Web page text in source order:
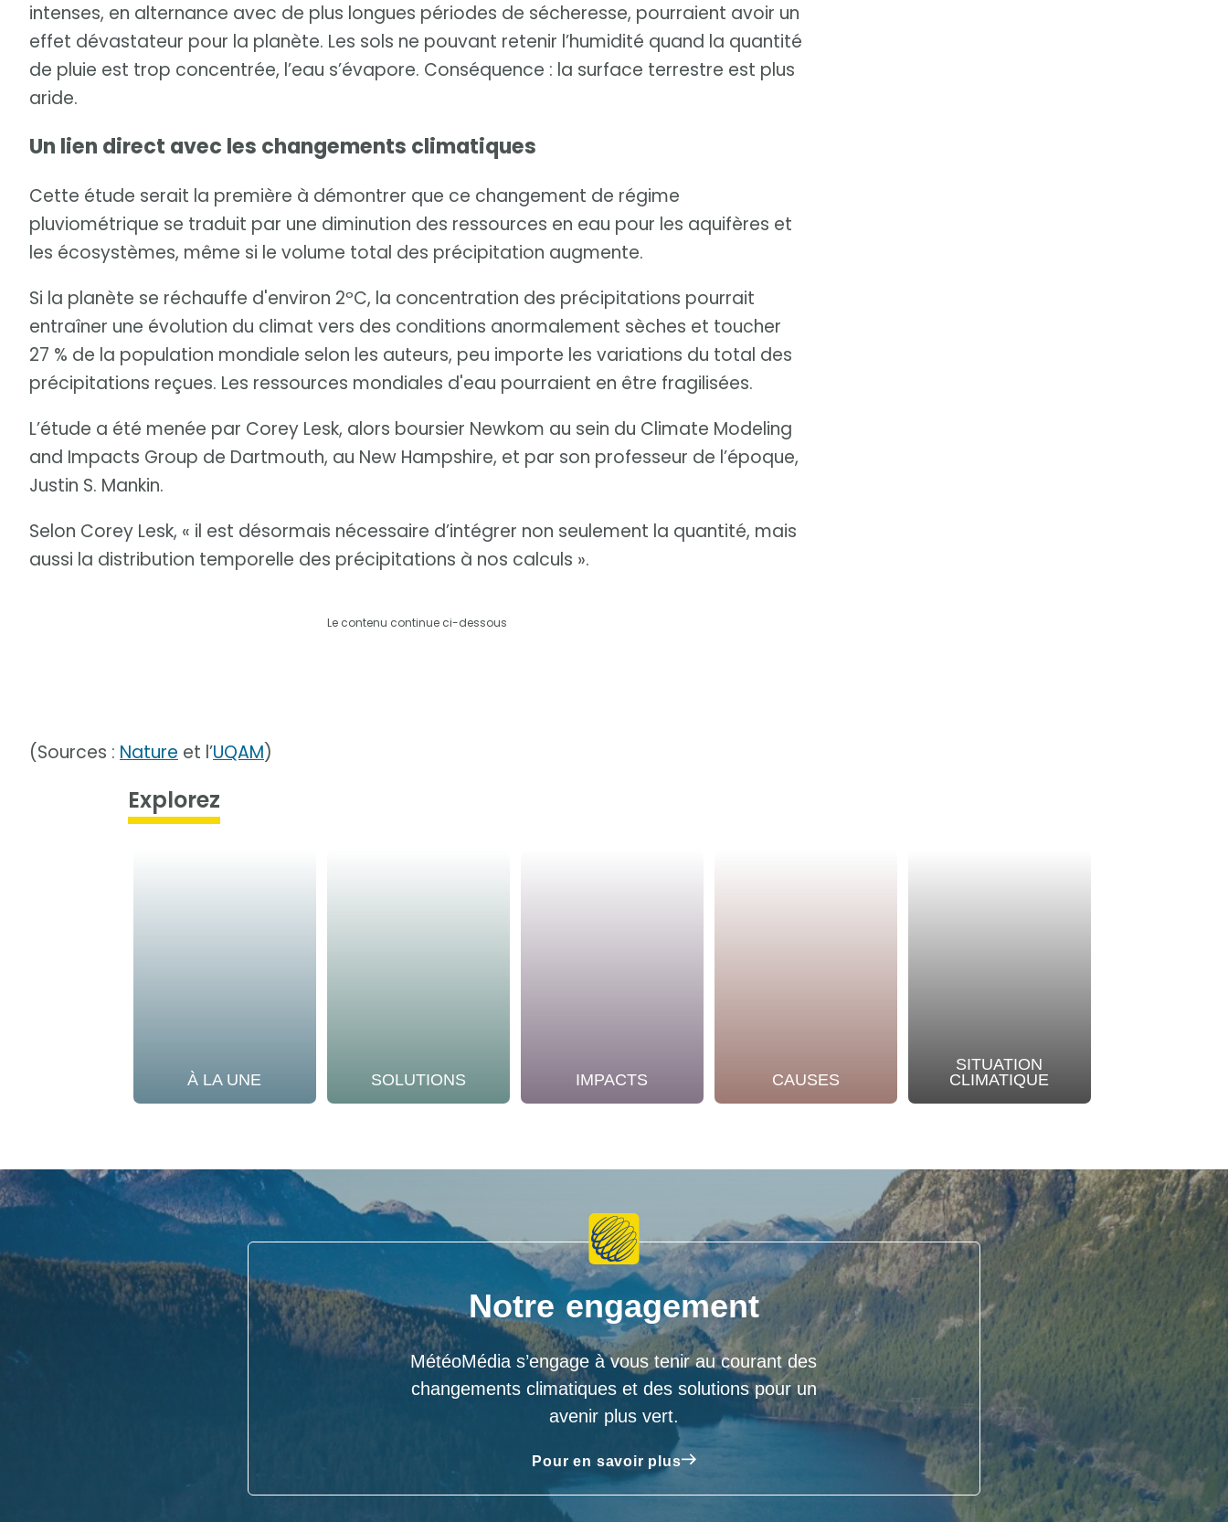
intenses, en alternance avec de plus longues périodes de sécheresse, pourraient avoir un
effet dévastateur pour la planète. Les sols ne pouvant retenir l’humidité quand la quantité
de pluie est trop concentrée, l’eau s’évapore. Conséquence : la surface terrestre est plus
aride.
Un lien direct avec les changements climatiques
Cette étude serait la première à démontrer que ce changement de régime
pluviométrique se traduit par une diminution des ressources en eau pour les aquifères et
les écosystèmes, même si le volume total des précipitation augmente.
Si la planète se réchauffe d'environ 2ºC, la concentration des précipitations pourrait
entraîner une évolution du climat vers des conditions anormalement sèches et toucher
27 % de la population mondiale selon les auteurs, peu importe les variations du total des
précipitations reçues. Les ressources mondiales d'eau pourraient en être fragilisées.
L’étude a été menée par Corey Lesk, alors boursier Newkom au sein du Climate Modeling
and Impacts Group de Dartmouth, au New Hampshire, et par son professeur de l’époque,
Justin S. Mankin.
Selon Corey Lesk, « il est désormais nécessaire d’intégrer non seulement la quantité, mais
aussi la distribution temporelle des précipitations à nos calculs ».
Le contenu continue ci-dessous
(Sources : Nature et l’UQAM)
Explorez
À LA UNE SOLUTIONS IMPACTS CAUSES
SITUATION
CLIMATIQUE
Notre engagement
MétéoMédia s’engage à vous tenir au courant des
changements climatiques et des solutions pour un
avenir plus vert.
Pour en savoir plus